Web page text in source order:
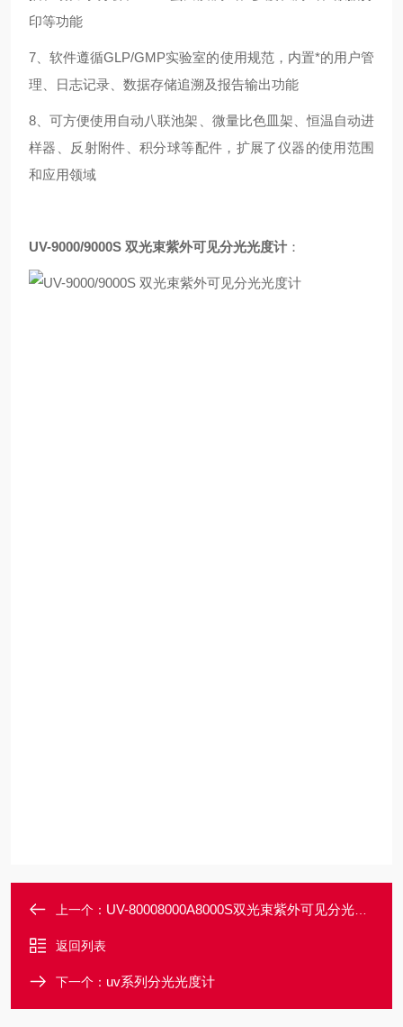
印等功能
7、软件遵循GLP/GMP实验室的使用规范，内置*的用户管
理、日志记录、数据存储追溯及报告输出功能
8、可方便使用自动八联池架、微量比色皿架、恒温自动进
样器、反射附件、积分球等配件，扩展了仪器的使用范围
和应用领域
UV-9000/9000S 双光束紫外可见分光光度计 ：
上一个： UV-80008000A8000S双光束紫外可见分光光度计
返回列表
下一个： uv系列分光光度计